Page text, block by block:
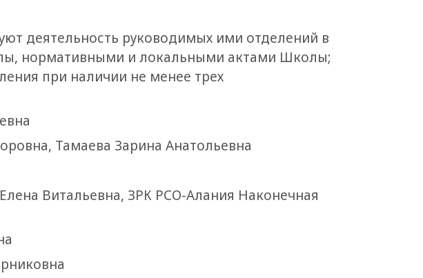
деятельность руководимых ими отделений в
нормативными и локальными актами Школы;
при наличии не менее трех
Тамаева Зарина Анатольевна
Витальевна, ЗРК РСО-Алания Наконечная